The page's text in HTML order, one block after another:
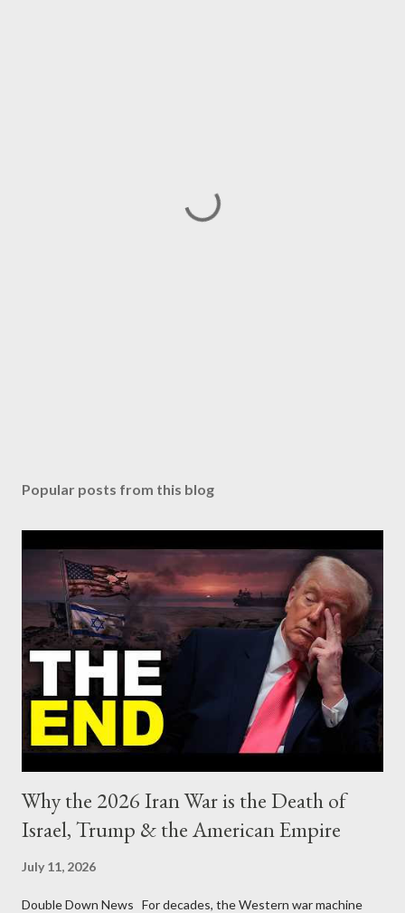
Popular posts from this blog
Why the 2026 Iran War is the Death of
Israel, Trump & the American Empire
July 11, 2026
Double Down News For decades, the Western war machine